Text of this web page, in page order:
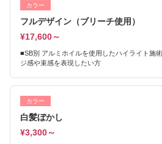
カラー
フルデザイン（ブリーチ使用）
¥17,600～
■SB別 アルミホイルを使用したハイライト施
ジ感や束感を表現したい方
カラー
白髪ぼかし
¥3,300～